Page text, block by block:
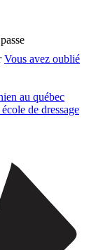
Vous avez oublié
au québec
de dressage